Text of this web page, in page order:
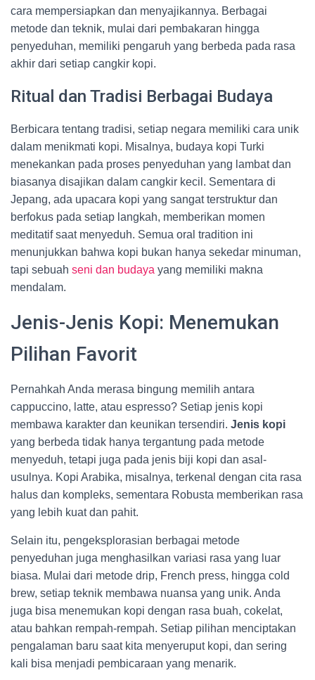
cara mempersiapkan dan menyajikannya. Berbagai
metode dan teknik, mulai dari pembakaran hingga
penyeduhan, memiliki pengaruh yang berbeda pada rasa
akhir dari setiap cangkir kopi.
Ritual dan Tradisi Berbagai Budaya
Berbicara tentang tradisi, setiap negara memiliki cara unik
dalam menikmati kopi. Misalnya, budaya kopi Turki
menekankan pada proses penyeduhan yang lambat dan
biasanya disajikan dalam cangkir kecil. Sementara di
Jepang, ada upacara kopi yang sangat terstruktur dan
berfokus pada setiap langkah, memberikan momen
meditatif saat menyeduh. Semua oral tradition ini
menunjukkan bahwa kopi bukan hanya sekedar minuman,
tapi sebuah seni dan budaya yang memiliki makna
mendalam.
Jenis-Jenis Kopi: Menemukan
Pilihan Favorit
Pernahkah Anda merasa bingung memilih antara
cappuccino, latte, atau espresso? Setiap jenis kopi
membawa karakter dan keunikan tersendiri. Jenis kopi
yang berbeda tidak hanya tergantung pada metode
menyeduh, tetapi juga pada jenis biji kopi dan asal-
usulnya. Kopi Arabika, misalnya, terkenal dengan cita rasa
halus dan kompleks, sementara Robusta memberikan rasa
yang lebih kuat dan pahit.
Selain itu, pengeksplorasian berbagai metode
penyeduhan juga menghasilkan variasi rasa yang luar
biasa. Mulai dari metode drip, French press, hingga cold
brew, setiap teknik membawa nuansa yang unik. Anda
juga bisa menemukan kopi dengan rasa buah, cokelat,
atau bahkan rempah-rempah. Setiap pilihan menciptakan
pengalaman baru saat kita menyeruput kopi, dan sering
kali bisa menjadi pembicaraan yang menarik.